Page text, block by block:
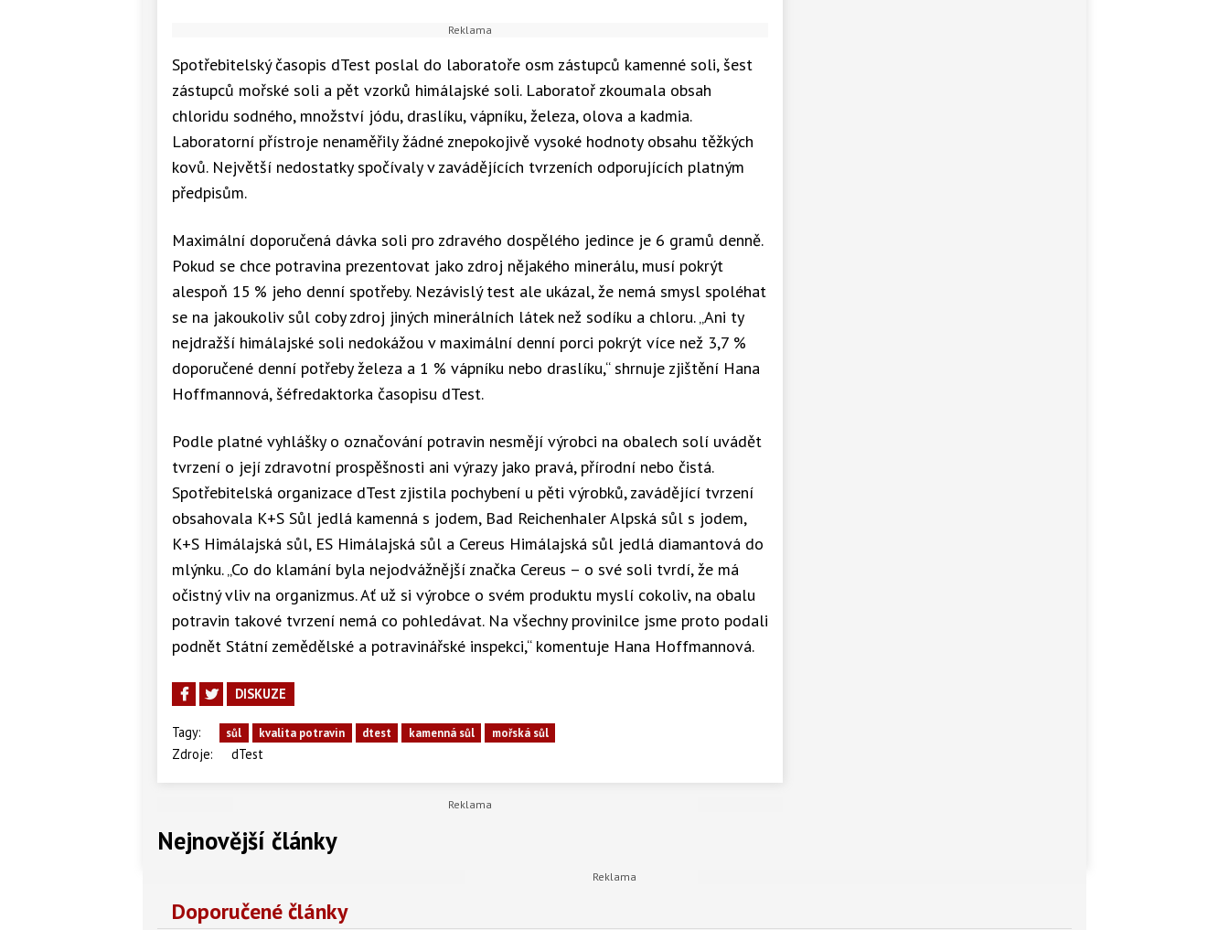
Spotřebitelský časopis dTest poslal do laboratoře osm zástupců kamenné soli, šest
zástupců mořské soli a pět vzorků himálajské soli. Laboratoř zkoumala obsah
chloridu sodného, množství jódu, draslíku, vápníku, železa, olova a kadmia.
Laboratorní přístroje nenaměřily žádné znepokojivě vysoké hodnoty obsahu těžkých
kovů. Největší nedostatky spočívaly v zavádějících tvrzeních odporujících platným
předpisům.
Maximální doporučená dávka soli pro zdravého dospělého jedince je 6 gramů denně.
Pokud se chce potravina prezentovat jako zdroj nějakého minerálu, musí pokrýt
alespoň 15 % jeho denní spotřeby. Nezávislý test ale ukázal, že nemá smysl spoléhat
se na jakoukoliv sůl coby zdroj jiných minerálních látek než sodíku a chloru. „Ani ty
nejdražší himálajské soli nedokážou v maximální denní porci pokrýt více než 3,7 %
doporučené denní potřeby železa a 1 % vápníku nebo draslíku,“ shrnuje zjištění Hana
Hoffmannová, šéfredaktorka časopisu dTest.
Podle platné vyhlášky o označování potravin nesmějí výrobci na obalech solí uvádět
tvrzení o její zdravotní prospěšnosti ani výrazy jako pravá, přírodní nebo čistá.
Spotřebitelská organizace dTest zjistila pochybení u pěti výrobků, zavádějící tvrzení
obsahovala K+S Sůl jedlá kamenná s jodem, Bad Reichenhaler Alpská sůl s jodem,
K+S Himálajská sůl, ES Himálajská sůl a Cereus Himálajská sůl jedlá diamantová do
mlýnku. „Co do klamání byla nejodvážnější značka Cereus – o své soli tvrdí, že má
očistný vliv na organizmus. Ať už si výrobce o svém produktu myslí cokoliv, na obalu
potravin takové tvrzení nemá co pohledávat. Na všechny provinilce jsme proto podali
podnět Státní zemědělské a potravinářské inspekci,“ komentuje Hana Hoffmannová.
DISKUZE
Tagy: sůl kvalita potravin dtest kamenná sůl mořská sůl
Zdroje: dTest
Nejnovější články
Doporučené články